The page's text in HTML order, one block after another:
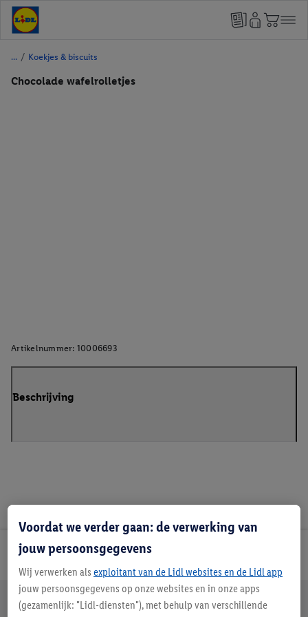
/ Koekjes & biscuits
Chocolade wafelrolletjes
Artikelnummer: 10006693
Beschrijving
Lidl Nieuwsbrief
Jouw voordelen bij ons als Lidl webshop klant
Gratis retourneren Veilig winkelen
Voordat we verder gaan: de verwerking van
jouw persoonsgegevens
Wij verwerken als exploitant van de Lidl websites en de Lidl app
jouw persoonsgegevens op onze websites en in onze apps
(gezamenlijk: "Lidl-diensten"), met behulp van verschillende